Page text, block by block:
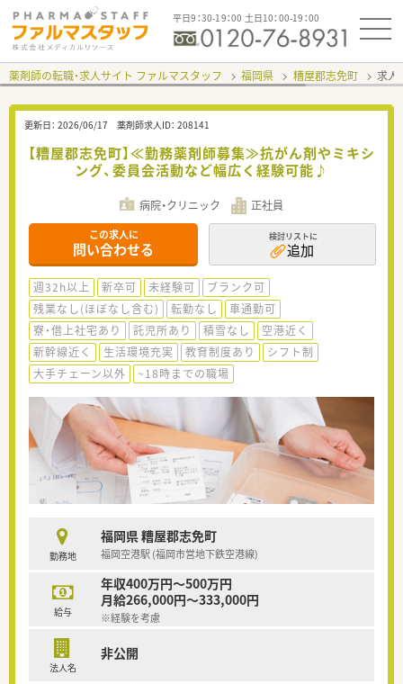
平日9：30-19：00 土日10：00-19：00
薬剤師の転職・求人サイト ファルマスタッフ 福岡県 糟屋郡志免町 求人
更新日： 2026/06/17 薬剤師求人ID： 208141
【糟屋郡志免町】≪勤務薬剤師募集≫抗がん剤やミキシ
ング、委員会活動など幅広く経験可能♪
病院・クリニック 正社員
この求人に
問い合わせる
検討リストに
追加
週32h以上 新卒可 未経験可
ブランク可
残業なし(ほぼなし含む)
転勤なし
車通勤可
寮・借上社宅あり
託児所あり 積雪なし
空港近く
新幹線近く
生活環境充実 教育制度あり
シフト制
大手チェーン以外
~18時までの職場
勤務地
福岡県 糟屋郡志免町
福岡空港駅 (福岡市営地下鉄空港線)
給与
年収400万円～500万円
月給266,000円～333,000円
※経験を考慮
法人名
非公開